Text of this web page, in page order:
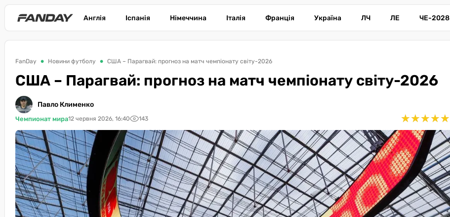
Англія Іспанія Німеччина Італія Франція Україна ЛЧ ЛЕ ЧЕ-2028
FanDay Новини футболу США – Парагвай: прогноз на матч чемпіонату світу-2026
США – Парагвай: прогноз на матч чемпіонату світу-2026
Павло Клименко
Чемпионат мира12 червня 2026, 16:40 143 ★★★★★
★★★★★